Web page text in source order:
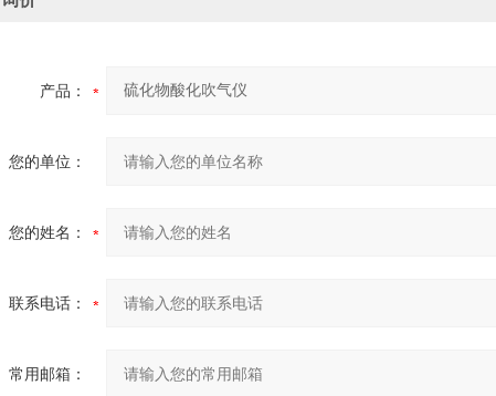
产品：
您的单位：
您的姓名：
联系电话：
常用邮箱：